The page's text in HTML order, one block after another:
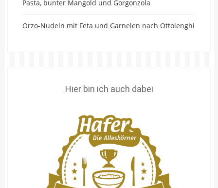
Pasta, bunter Mangold und Gorgonzola
Orzo-Nudeln mit Feta und Garnelen nach Ottolenghi
Hier bin ich auch dabei